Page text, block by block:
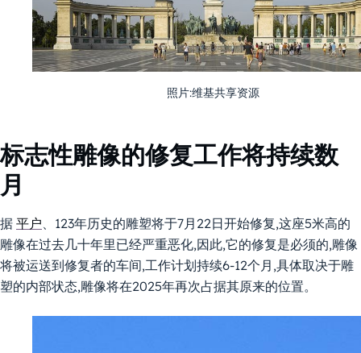
照片:维基共享资源
标志性雕像的修复工作将持续数
月
据 平户 、123年历史的雕塑将于7月22日开始修复,这座5米高的
雕像在过去几十年里已经严重恶化,因此,它的修复是必须的,雕像
将被运送到修复者的车间,工作计划持续6-12个月,具体取决于雕
塑的内部状态,雕像将在2025年再次占据其原来的位置。